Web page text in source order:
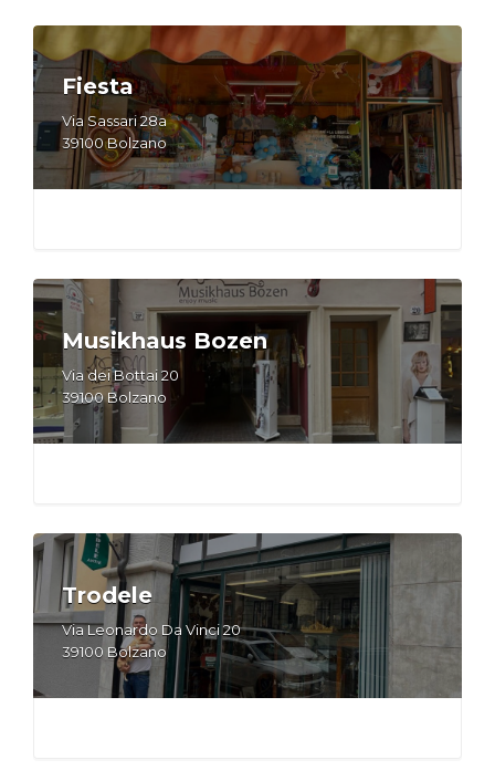
Fiesta
Via Sassari 28a
39100 Bolzano
Musikhaus Bozen
Via dei Bottai 20
39100 Bolzano
Trodele
Via Leonardo Da Vinci 20
39100 Bolzano